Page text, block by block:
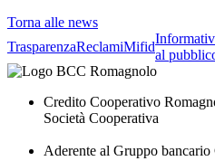
Torna alle news
TrasparenzaReclamiMifid
al
Credito Cooperativo
Società Cooperativa
Aderente al Gruppo